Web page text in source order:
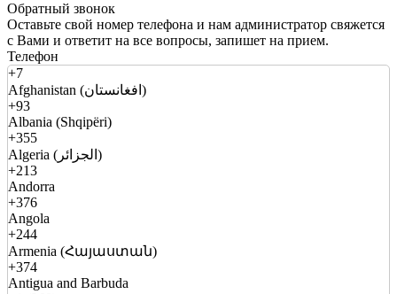
Обратный звонок
Оставьте свой номер телефона и нам администратор свяжется
с Вами и ответит на все вопросы, запишет на прием.
Телефон
+7
Afghanistan (افغانستان)
+93
Albania (Shqipëri)
+355
Algeria (الجزائر)
+213
Andorra
+376
Angola
+244
Armenia (Հայաստան)
+374
Antigua and Barbuda